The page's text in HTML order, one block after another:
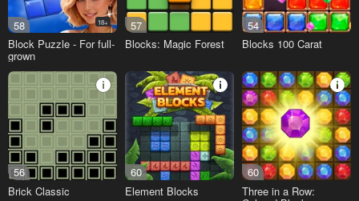
58 18+
Block Puzzle - For full-
grown
57
Blocks: Magic Forest
54
Blocks 100 Carat
56
Brick Classic
60
Element Blocks
60
Three in a Row: